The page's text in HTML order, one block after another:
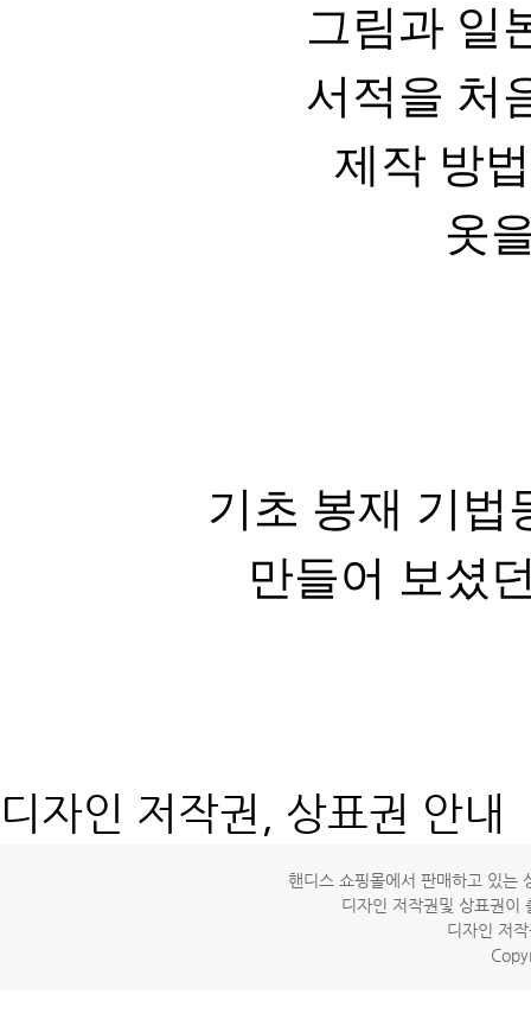
그림과 일
서적을 처
제작 방
옷
기초 봉재 기법
만들어 보셨
디자인 저작권, 상표권 안내
핸디스 쇼핑몰에서 판매하고 있는
디자인 저작권및 상표권이
디자인 저